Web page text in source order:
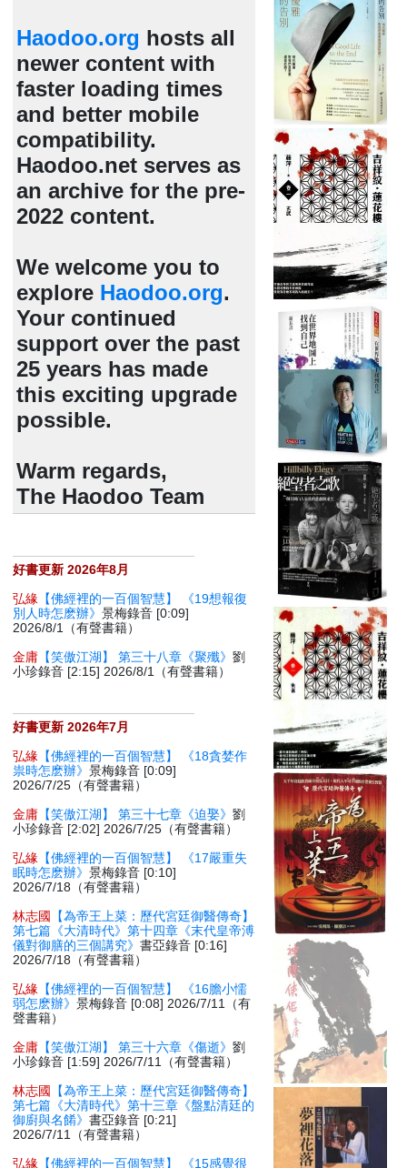
Haodoo.org hosts all
newer content with
faster loading times
and better mobile
compatibility.
Haodoo.net serves as
an archive for the pre-
2022 content.
We welcome you to
explore Haodoo.org.
Your continued
support over the past
25 years has made
this exciting upgrade
possible.
Warm regards,
The Haodoo Team
好書更新 2026年8月
弘緣 【佛經裡的一百個智慧】 《19想報復
別人時怎麽辦》景梅錄音 [0:09]
2026/8/1（有聲書籍）
金庸 【笑傲江湖】 第三十八章《聚殲》劉
小珍錄音 [2:15] 2026/8/1（有聲書籍）
好書更新 2026年7月
弘緣 【佛經裡的一百個智慧】 《18貪婪作
祟時怎麽辦》景梅錄音 [0:09]
2026/7/25（有聲書籍）
金庸 【笑傲江湖】 第三十七章《迫娶》劉
小珍錄音 [2:02] 2026/7/25（有聲書籍）
弘緣 【佛經裡的一百個智慧】 《17嚴重失
眠時怎麽辦》景梅錄音 [0:10]
2026/7/18（有聲書籍）
林志國
【為帝王上菜：歷代宮廷御醫傳奇】
第七篇《大清時代》第十四章《末代皇帝溥
儀對御膳的三個講究》書亞錄音 [0:16]
2026/7/18（有聲書籍）
弘緣 【佛經裡的一百個智慧】 《16膽小懦
弱怎麽辦》景梅錄音 [0:08] 2026/7/11（有
聲書籍）
金庸 【笑傲江湖】 第三十六章《傷逝》劉
小珍錄音 [1:59] 2026/7/11（有聲書籍）
林志國
【為帝王上菜：歷代宮廷御醫傳奇】
第七篇《大清時代》第十三章《盤點清廷的
御廚與名餚》書亞錄音 [0:21]
2026/7/11（有聲書籍）
弘緣 【佛經裡的一百個智慧】 《15感覺很